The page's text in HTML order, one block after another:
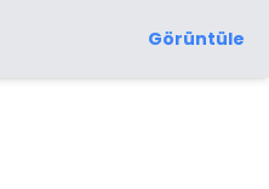
Görüntüle